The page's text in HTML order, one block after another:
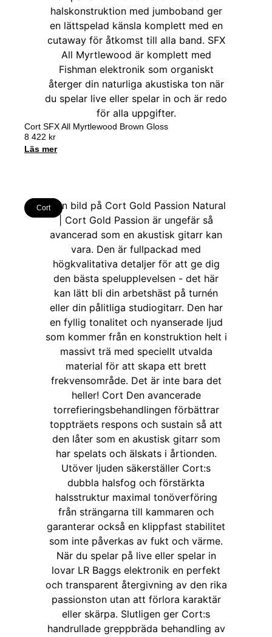
Cort SFX All Myrtlewood Brown Gloss
8 422 kr
Läs mer
Cort